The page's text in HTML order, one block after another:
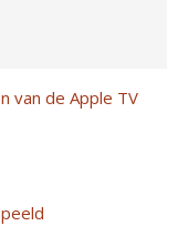
van de Apple TV